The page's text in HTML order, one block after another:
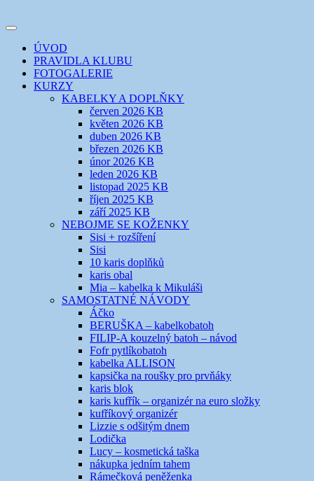
k
webuEVIKLUB
šicí klub
Toggle
navigation
ÚVOD
PRAVIDLA KLUBU
FOTOGALERIE
KURZY
KABELKY A DOPLŇKY
červen 2026 KB
květen 2026 KB
duben 2026 KB
březen 2026 KB
únor 2026 KB
leden 2026 KB
listopad 2025 KB
říjen 2025 KB
září 2025 KB
NEBOJME SE KOŽENKY
Sisi + rozšíření
Sisi
10 karis doplňků
karis obal
Mia – kabelka k Mikuláši
SAMOSTATNÉ NÁVODY
Áčko
BERUŠKA – kabelkobatoh
FILIP-A kouzelný batoh – návod
Fofr pytlíkobatoh
kabelka ALLISON
kapsička na roušky pro prvňáky
karis blok
karis kufřík – organizér na euro složky
kufříkový organizér
Lizzie s odšitým dnem
Lodička
Lucy – kosmetická taška
nákupka jedním tahem
Rámečková peněženka